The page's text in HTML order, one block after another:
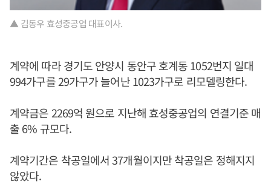
▲ 김동우 효성중공업 대표이사.
계약에 따라 경기도 안양시 동안구 호계동 1052번지 일대
994가구를 29가구가 늘어난 1023가구로 리모델링한다.
계약금은 2269억 원으로 지난해 효성중공업의 연결기준 매
출 6% 규모다.
계약기간은 착공일에서 37개월이지만 착공일은 정해지지
않았다.